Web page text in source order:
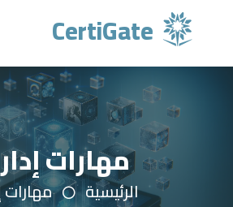
CertiGate
مهارات
الرئيسية مهارات